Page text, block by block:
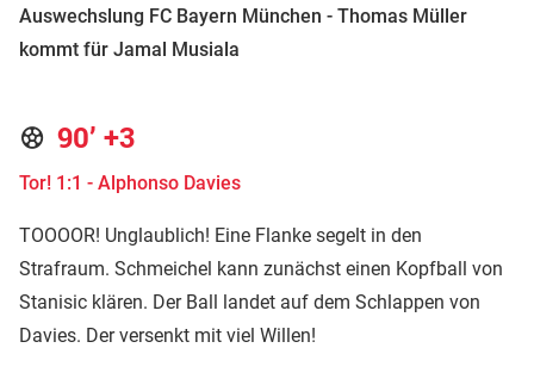
Auswechslung FC Bayern München - Thomas Müller
kommt für Jamal Musiala
90’ +3
Tor! 1:1 - Alphonso Davies
TOOOOR! Unglaublich! Eine Flanke segelt in den
Strafraum. Schmeichel kann zunächst einen Kopfball von
Stanisic klären. Der Ball landet auf dem Schlappen von
Davies. Der versenkt mit viel Willen!